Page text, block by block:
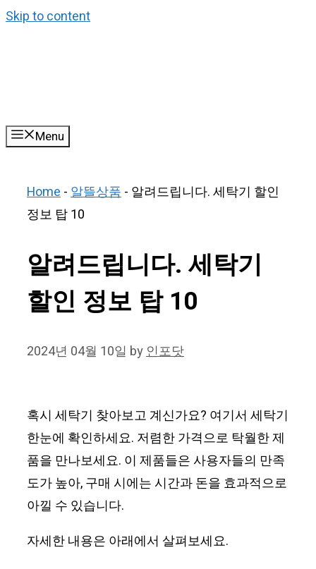
Skip to content
Menu
Home-알뜰상품- 알려드립니다. 세탁기 할인
정보 탑 10
알려드립니다. 세탁기
할인 정보 탑 10
2024년 04월 10일 by인포닷
혹시 세탁기 찾아보고 계신가요? 여기서 세탁기
한눈에 확인하세요. 저렴한 가격으로 탁월한 제
품을 만나보세요. 이 제품들은 사용자들의 만족
도가 높아, 구매 시에는 시간과 돈을 효과적으로
아낄 수 있습니다.
자세한 내용은 아래에서 살펴보세요.